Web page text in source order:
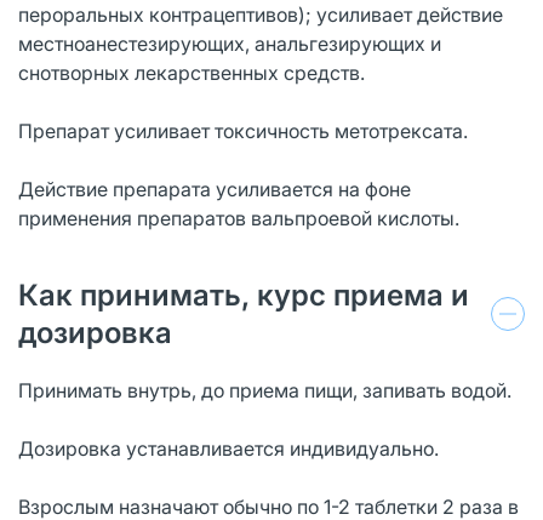
пероральных контрацептивов); усиливает действие
местноанестезирующих, анальгезирующих и
снотворных лекарственных средств.
Препарат усиливает токсичность метотрексата.
Действие препарата усиливается на фоне
применения препаратов вальпроевой кислоты.
Как принимать, курс приема и
дозировка
Принимать внутрь, до приема пищи, запивать водой.
Дозировка устанавливается индивидуально.
Взрослым назначают обычно по 1-2 таблетки 2 раза в